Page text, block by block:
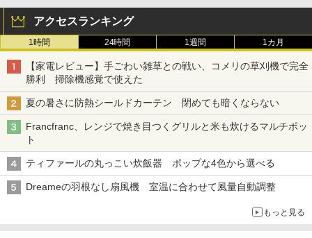
アクセスランキング
1時間 24時間 1週間 1カ月
【家電レビュー】手ごわい雑草との戦い、コメリの草刈機で完全
勝利 掃除機感覚で使えた
夏の暑さに防熱シールドカーテン 閉めても暗くならない
Francfranc、レンジで焼き目つくグリルと米も炊けるマルチポッ
ト
ティファールの丸っこい炊飯器 ポップな4色から選べる
Dreameの羽根なし扇風機 室温に合わせて風量自動調整
もっと見る